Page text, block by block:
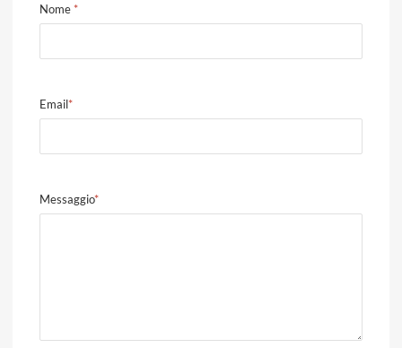
Nome*
Email*
Messaggio*